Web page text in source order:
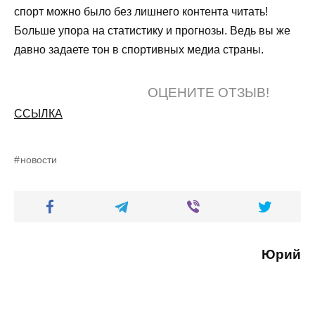
спорт можно было без лишнего контента читать!
Больше упора на статистику и прогнозы. Ведь вы же
давно задаете тон в спортивных медиа страны.
ОЦЕНИТЕ ОТЗЫВ!
ССЫЛКА
новости
Юрий